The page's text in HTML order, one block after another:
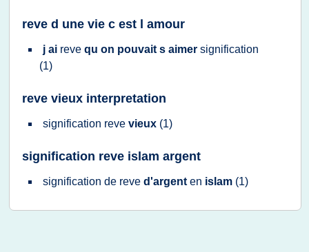
reve d une vie c est l amour
j ai reve qu on pouvait s aimer signification
(1)
reve vieux interpretation
signification reve vieux (1)
signification reve islam argent
signification de reve d'argent en islam (1)